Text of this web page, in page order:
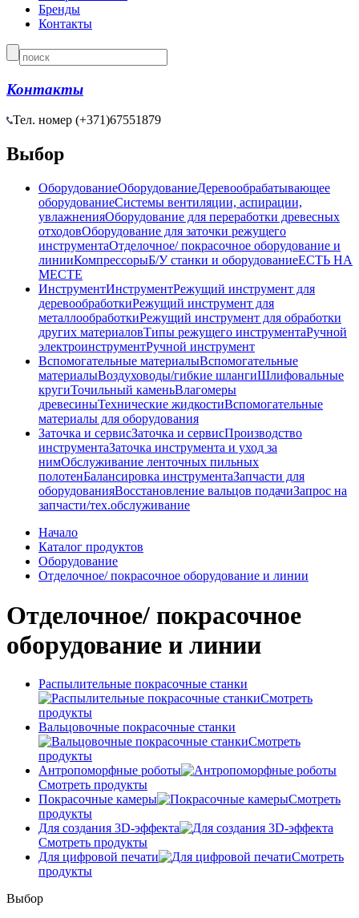
Бренды
Контакты
Контакты
Тел. номер (+371)67551879
Выбор
ОборудованиеОборудованиеДеревообрабатывающее
оборудованиеСистемы вентиляции, аспирации,
увлажненияОборудование для переработки древесных
отходовОборудование для заточки режущего
инструментаОтделочное/ покрасочное оборудование и
линииКомпрессорыБ/У станки и оборудованиеЕСТЬ НА
МЕСТЕ
ИнструментИнструментРежущий инструмент для
деревообработкиРежущий инструмент для
металлообработкиРежущий инструмент для обработки
других материаловТипы режущего инструментаРучной
электроинструментРучной инструмент
Вспомогательные материалыВспомогательные
материалыВоздуховоды/гибкие шлангиШлифовальные
кругиТочильный каменьВлагомеры
древесиныТехнические жидкостиВспомогательные
материалы для оборудования
Заточка и сервисЗаточка и сервисПроизводство
инструментаЗаточка инструмента и уход за
нимОбслуживание ленточных пильных
полотенБалансировка инструментаЗапчасти для
оборудованияВосстановление вальцов подачиЗапрос на
запчасти/тех.обслуживание
Начало
Каталог продуктов
Оборудование
Отделочное/ покрасочное оборудование и линии
Отделочное/ покрасочное
оборудование и линии
Распылительные покрасочные станки
Смотреть
продукты
Вальцовочные покрасочные станки
Смотреть
продукты
Антропоморфные роботы
Смотреть продукты
Покрасочные камеры
Смотреть
продукты
Для создания 3D-эффекта
Смотреть продукты
Для цифровой печати
Смотреть
продукты
Выбор